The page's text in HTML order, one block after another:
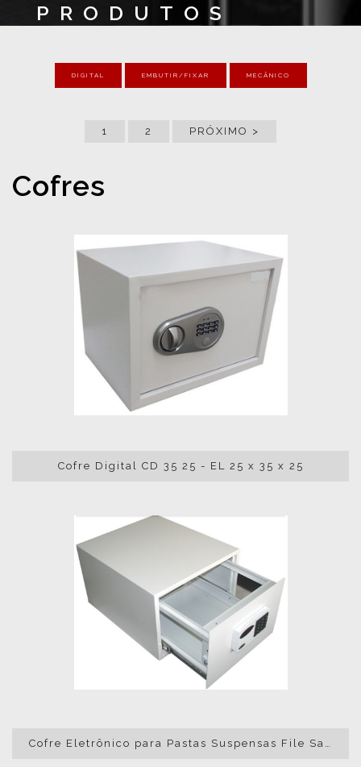
PRODUTOS
DIGITAL EMBUTIR/FIXAR MECÂNICO
1 2 PRÓXIMO >
Cofres
Cofre Digital CD 35 25 - EL 25 x 35 x 25
Cofre Eletrônico para Pastas Suspensas File Safe 35,5 x 48 x 55cm